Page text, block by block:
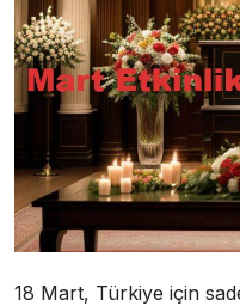
18 Mart, Türkiye için